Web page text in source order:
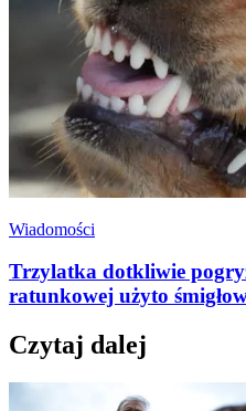
Wiadomości
Trzylatka dotkliwie
ratunkowej użyto
Czytaj dalej